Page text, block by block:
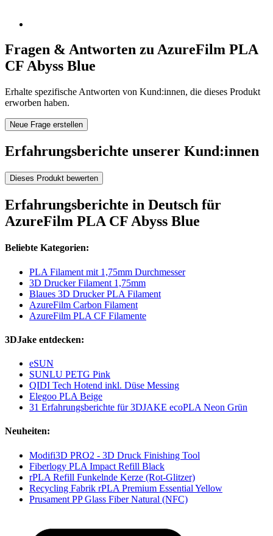
Fragen & Antworten zu AzureFilm PLA
CF Abyss Blue
Erhalte spezifische Antworten von Kund:innen, die dieses Produkt
erworben haben.
Neue Frage erstellen
Erfahrungsberichte unserer Kund:innen
Dieses Produkt bewerten
Erfahrungsberichte in Deutsch für
AzureFilm PLA CF Abyss Blue
Beliebte Kategorien:
PLA Filament mit 1,75mm Durchmesser
3D Drucker Filament 1,75mm
Blaues 3D Drucker PLA Filament
AzureFilm Carbon Filament
AzureFilm PLA CF Filamente
3DJake entdecken:
eSUN
SUNLU PETG Pink
QIDI Tech Hotend inkl. Düse Messing
Elegoo PLA Beige
31 Erfahrungsberichte für 3DJAKE ecoPLA Neon Grün
Neuheiten:
Modifi3D PRO2 - 3D Druck Finishing Tool
Fiberlogy PLA Impact Refill Black
rPLA Refill Funkelnde Kerze (Rot-Glitzer)
Recycling Fabrik rPLA Premium Essential Yellow
Prusament PP Glass Fiber Natural (NFC)